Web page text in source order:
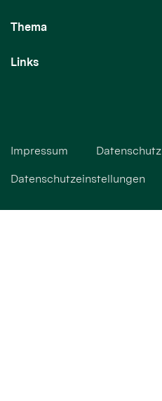
Thema
Links
Impressum Datenschutz
Datenschutzeinstellungen